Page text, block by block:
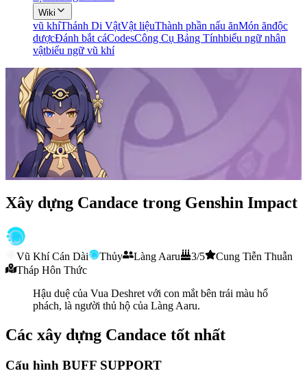
Wiki
vũ khíThánh Di VậtVật liệuThành phần nấu ănMón ănđộc
dượcĐánh bắt cáCodesCông Cụ Bảng Tínhbiểu ngữ nhân
vậtbiểu ngữ vũ khí
Xây dựng Candace trong Genshin Impact
Vũ Khí Cán Dài Thủy Làng Aaru 3/5
Cung Tiễn Thuẫn
Tháp Hôn Thức
Hậu duệ của Vua Deshret với con mắt bên trái màu hổ
phách, là người thủ hộ của Làng Aaru.
Các xây dựng Candace tốt nhất
Cấu hình BUFF SUPPORT